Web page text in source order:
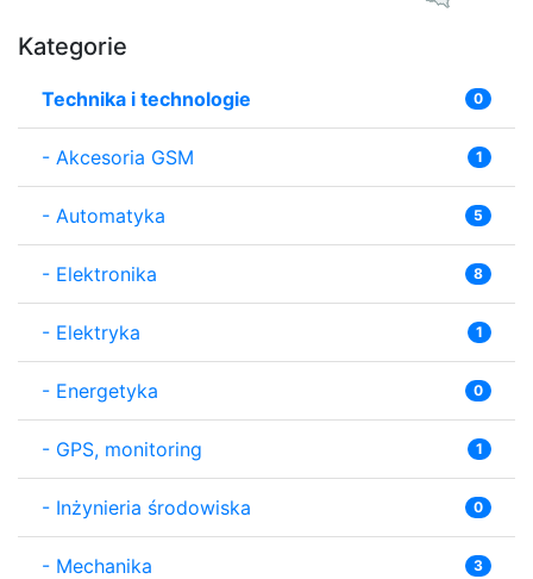
Kategorie
Technika i technologie 0
- Akcesoria GSM 1
- Automatyka 5
- Elektronika 8
- Elektryka 1
- Energetyka 0
- GPS, monitoring 1
- Inżynieria środowiska 0
- Mechanika 3